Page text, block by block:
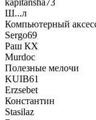
Ш...л
Компьютерный
Sergo69
Раш КХ
Murdoc
Полезные мелочи
KUIB61
Erzsebet
Константин
Stasilaz